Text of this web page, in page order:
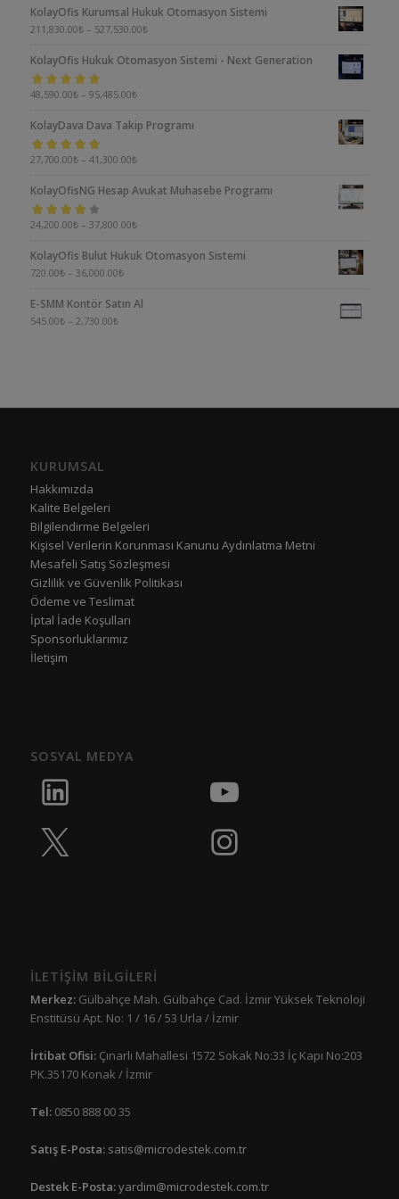
KolayOfis Kurumsal Hukuk Otomasyon Sistemi
211,830.00₺ – 527,530.00₺
KolayOfis Hukuk Otomasyon Sistemi - Next Generation
5 üzerinden
48,590.00₺ – 95,485.00₺
KolayDava Dava Takip Programı
5 üzerinden
27,700.00₺ – 41,300.00₺
KolayOfisNG Hesap Avukat Muhasebe Programı
5
4.00oy aldı
24,200.00₺ – 37,800.00₺
KolayOfis Bulut Hukuk Otomasyon Sistemi
720.00₺ – 36,000.00₺
E-SMM Kontör Satın Al
545.00₺ – 2,730.00₺
KURUMSAL
Hakkımızda
Kalite Belgeleri
Bilgilendirme Belgeleri
Kişisel Verilerin Korunması Kanunu Aydınlatma Metni
Mesafeli Satış Sözleşmesi
Gizlilik ve Güvenlik Politikası
Ödeme ve Teslimat
İptal İade Koşulları
Sponsorluklarımız
İletişim
SOSYAL MEDYA
İLETİŞİM BİLGİLERİ
Merkez:Gülbahçe Mah. Gülbahçe Cad. İzmir Yüksek Teknoloji
Enstitüsü Apt. No: 1 / 16 / 53 Urla / İzmir
İrtibat Ofisi: Çınarlı Mahallesi 1572 Sokak No:33 İç Kapı No:203
PK.35170 Konak / İzmir
Tel:0850 888 00 35
Satış E-Posta: satis@microdestek.com.tr
Destek E-Posta:yardim@microdestek.com.tr